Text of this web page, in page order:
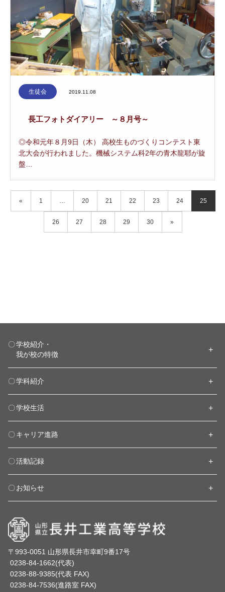
生徒会 2019.11.08
長工フォトダイアリー ～８月号～
◎令和元年８月9日（木） 高校生ものづくりコンテスト東
北大会が行われました。機械システム科2年の青木龍耶が旋
盤…
« 1 … 20 21 22 23 24 25
26 27 28 29 30 »
学校紹介・
我が校の特徴
学科紹介
学校生活
キャリア進路
活動記録
お知らせ
〒993-0051 山形県長井市幸町9番17号
0238-84-1662(代表)
0238-88-9385(代表 FAX)
0238-84-7536(進路室 FAX)